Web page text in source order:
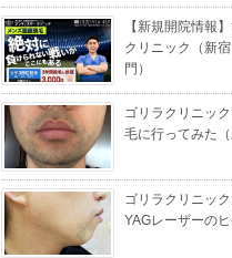
【新規開院情報
クリニック（新
門）
ゴリラクリニッ
毛に行ってみた（
ゴリラクリニッ
YAGレーザーの